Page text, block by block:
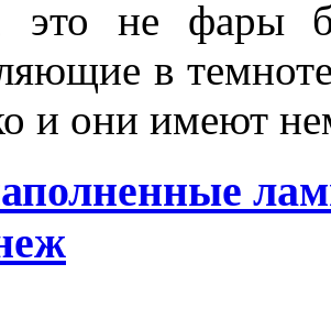
это не фары
в
и они имеют